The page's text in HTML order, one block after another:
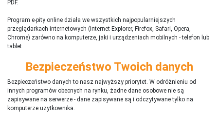
PDF.
Program e-pity online działa we wszystkich najpopularniejszych
przeglądarkach internetowych (Internet Explorer, Firefox, Safari, Opera,
Chrome) zarówno na komputerze, jaki i urządzeniach mobilnych - telefon lub
tablet..
Bezpieczeństwo Twoich danych
Bezpieczeństwo danych to nasz najwyższy priorytet. W odróżnieniu od
innych programów obecnych na rynku, żadne dane osobowe nie są
zapisywane na serwerze - dane zapisywane są i odczytywane tylko na
komputerze użytkownika.